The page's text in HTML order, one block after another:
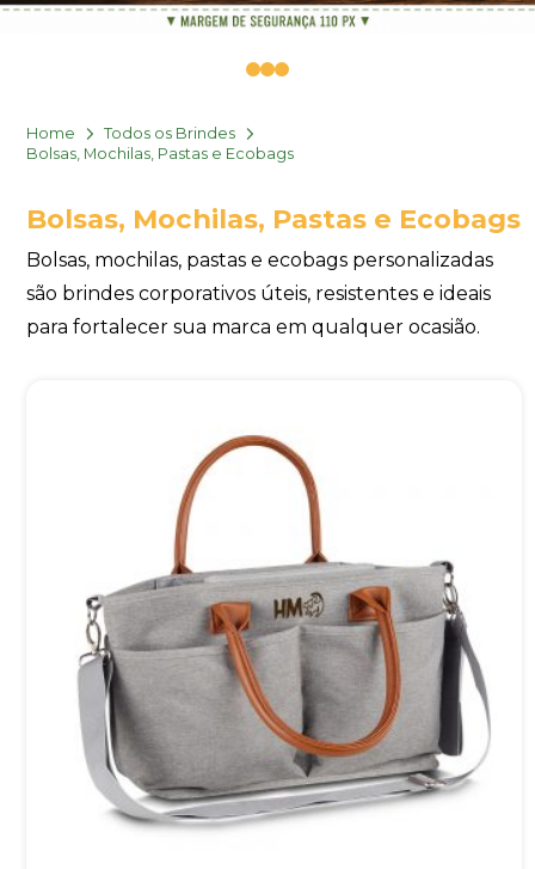
01 2
Home
Todos os Brindes
Bolsas, Mochilas, Pastas e Ecobags
Bolsas, Mochilas, Pastas e Ecobags
Bolsas, mochilas, pastas e ecobags personalizadas
são brindes corporativos úteis, resistentes e ideais
para fortalecer sua marca em qualquer ocasião.